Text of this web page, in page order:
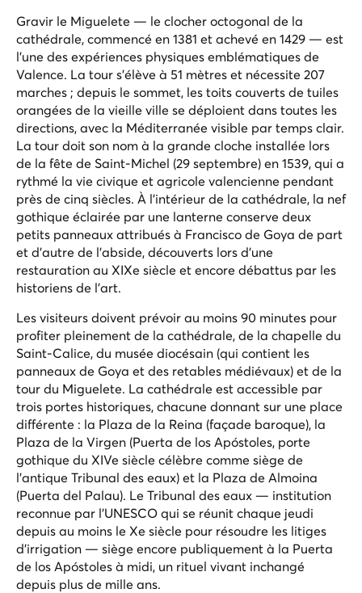
Gravir le Miguelete — le clocher octogonal de la
cathédrale, commencé en 1381 et achevé en 1429 — est
l'une des expériences physiques emblématiques de
Valence. La tour s'élève à 51 mètres et nécessite 207
marches ; depuis le sommet, les toits couverts de tuiles
orangées de la vieille ville se déploient dans toutes les
directions, avec la Méditerranée visible par temps clair.
La tour doit son nom à la grande cloche installée lors
de la fête de Saint-Michel (29 septembre) en 1539, qui a
rythmé la vie civique et agricole valencienne pendant
près de cinq siècles. À l'intérieur de la cathédrale, la nef
gothique éclairée par une lanterne conserve deux
petits panneaux attribués à Francisco de Goya de part
et d'autre de l'abside, découverts lors d'une
restauration au XIXe siècle et encore débattus par les
historiens de l'art.
Les visiteurs doivent prévoir au moins 90 minutes pour
profiter pleinement de la cathédrale, de la chapelle du
Saint-Calice, du musée diocésain (qui contient les
panneaux de Goya et des retables médiévaux) et de la
tour du Miguelete. La cathédrale est accessible par
trois portes historiques, chacune donnant sur une place
différente : la Plaza de la Reina (façade baroque), la
Plaza de la Virgen (Puerta de los Apóstoles, porte
gothique du XIVe siècle célèbre comme siège de
l'antique Tribunal des eaux) et la Plaza de Almoina
(Puerta del Palau). Le Tribunal des eaux — institution
reconnue par l'UNESCO qui se réunit chaque jeudi
depuis au moins le Xe siècle pour résoudre les litiges
d'irrigation — siège encore publiquement à la Puerta
de los Apóstoles à midi, un rituel vivant inchangé
depuis plus de mille ans.